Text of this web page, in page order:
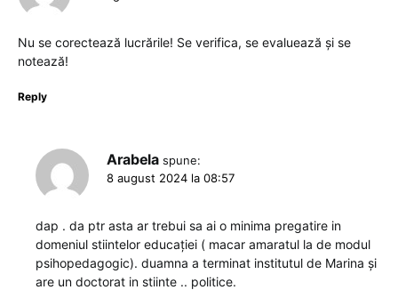
Nu se corectează lucrările! Se verifica, se evaluează și se
notează!
Reply
Arabela spune:
8 august 2024 la 08:57
dap . da ptr asta ar trebui sa ai o minima pregatire in
domeniul stiintelor educației ( macar amaratul la de modul
psihopedagogic). duamna a terminat institutul de Marina și
are un doctorat in stiinte .. politice.